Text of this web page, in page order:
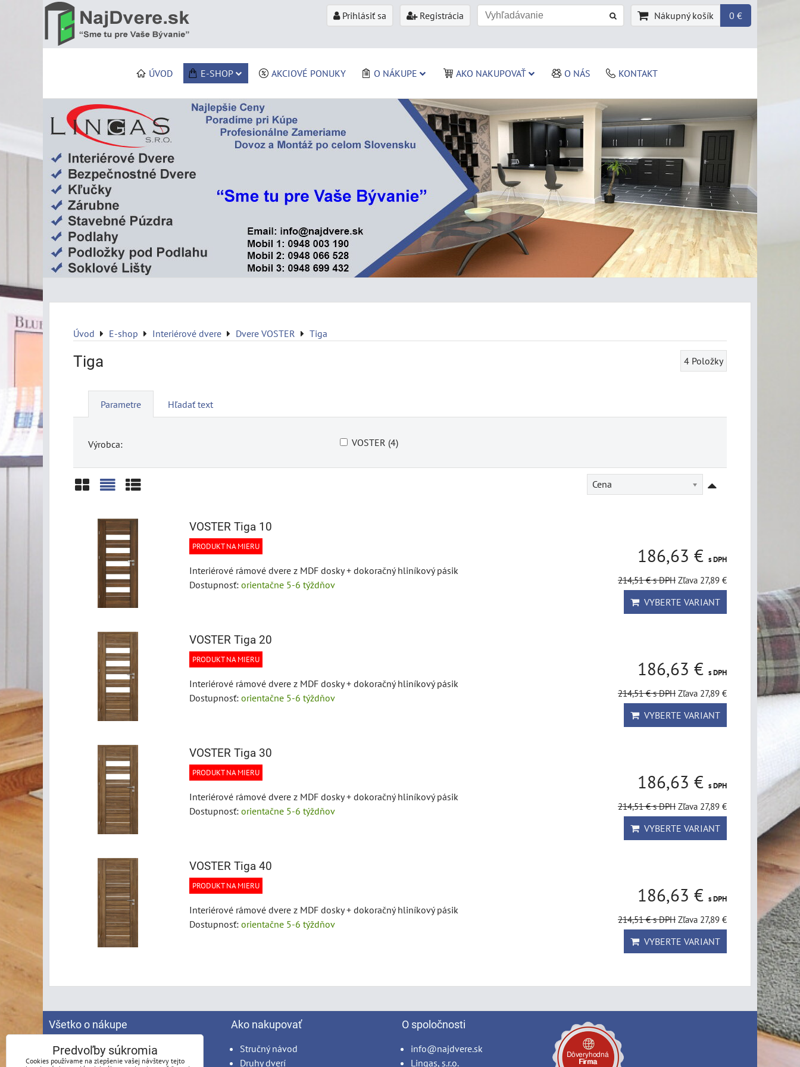
Prihlásiť sa Registrácia Nákupný košík 0 €
ÚVOD E-SHOP AKCIOVÉ PONUKY O NÁKUPE AKO NAKUPOVAŤ O NÁS KONTAKT
Úvod E-shop Interiérové dvere Dvere VOSTER Tiga
Tiga 4 Položky
Parametre Hľadať text
Výrobca: VOSTER (4)
Cena
VOSTER Tiga 10
PRODUKT NA MIERU
Interiérové rámové dvere z MDF dosky + dokoračný hliníkový pásik
Dostupnosť: orientačne 5-6 týždňov
186,63 € s DPH
214,51 €s DPH Zľava 27,89 €
VYBERTE VARIANT
VOSTER Tiga 20
PRODUKT NA MIERU
Interiérové rámové dvere z MDF dosky + dokoračný hliníkový pásik
Dostupnosť: orientačne 5-6 týždňov
186,63 € s DPH
214,51 €s DPH Zľava 27,89 €
VYBERTE VARIANT
VOSTER Tiga 30
PRODUKT NA MIERU
Interiérové rámové dvere z MDF dosky + dokoračný hliníkový pásik
Dostupnosť: orientačne 5-6 týždňov
186,63 € s DPH
214,51 €s DPH Zľava 27,89 €
VYBERTE VARIANT
VOSTER Tiga 40
PRODUKT NA MIERU
Interiérové rámové dvere z MDF dosky + dokoračný hliníkový pásik
Dostupnosť: orientačne 5-6 týždňov
186,63 € s DPH
214,51 €s DPH Zľava 27,89 €
VYBERTE VARIANT
Všetko o nákupe
Spracovanie osobných údajov
Obchodné podmienky
Ako nakupovať
Stručný návod
Druhy dverí
O spoločnosti
info@najdvere.sk
Lingas, s.r.o.
Predvoľby súkromia
Cookies používame na zlepšenie vašej návštevy tejto